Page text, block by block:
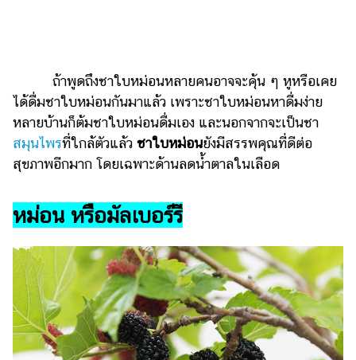
Music
Station
ละคร
บันเทิง
เกาหลี
ไลฟ์
ไตล์
ดูด
วง
ผู้
หญิง
ถ้าพูดถึงชาใบหม่อนหลายคนอาจจะคุ้น ๆ หูหรือเคย
ได้ดื่มชาใบหม่อนกันมาแล้ว เพราะชาใบหม่อนหาดื่มง่าย
หลายบ้านก็ต้มชาใบหม่อนดื่มเอง และนอกจากจะเป็นชา
สมุนไพรที่ใกล้ตัวแล้ว ชาใบหม่อนยังมีสรรพคุณที่ดีต่อ
สุขภาพอีกมาก โดยเฉพาะด้านลดน้ำตาลในเลือด
หม่อน หรือมัลเบอร์รี